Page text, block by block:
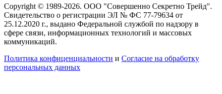
Copyright © 1989-2026. ООО "Совершенно Секретно Трейд".
Свидетельство о регистрации ЭЛ № ФС 77-79634 от
25.12.2020 г., выдано Федеральной службой по надзору в
сфере связи, информационных технологий и массовых
коммуникаций.
Политика конфиценциальности и Согласие на обработку
персональных данных